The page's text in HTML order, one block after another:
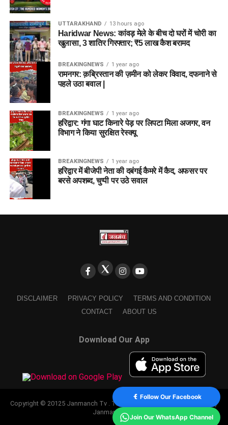
UTTARAKHAND 13 hours ago
Haridwar News: कांवड़ मेले के बीच दो घरों में चोरी का
खुलासा, 3 शातिर गिरफ्तार; ₹5 लाख कैश बरामद
BREAKINGNEWS 1 year ago
रामनगर: क़ब्रिस्तान की ज़मीन को लेकर विवाद, दफनाने से
पहले उठा बवाल |
BREAKINGNEWS 1 year ago
हरिद्वार: गंगा घाट किनारे पेड़ पर लिपटा मिला अजगर, वन
विभाग ने किया सुरक्षित रेस्क्यू
BREAKINGNEWS 1 year ago
हरिद्वार में बीजेपी नेता की दबंगई कैमरे में कैद, अफसर पर
बरसे अपशब्द, चुप्पी पर उठे सवाल
DISCLAIMER PRIVACY POLICY
TERMS AND CONDITION
CONTACT
ABOUT US
Download Our App
Copyright © 20125 Janmanch Tv . Theme by SSDIGIMARK. powered by
Janmanch TV.
Follow Our Facebook
Join Our WhatsApp Channel